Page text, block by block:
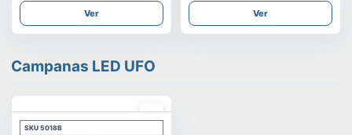
Ver Ver
Campanas LED UFO
SKU 5018B